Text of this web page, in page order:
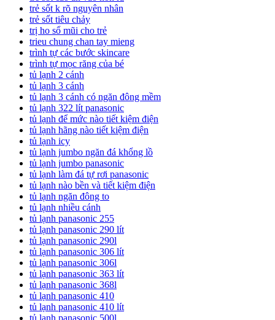
trẻ sốt k rõ nguyên nhân
trẻ sốt tiêu chảy
trị ho sổ mũi cho trẻ
trieu chung chan tay mieng
trình tự các bước skincare
trình tự mọc răng của bé
tủ lạnh 2 cánh
tủ lạnh 3 cánh
tủ lạnh 3 cánh có ngăn đông mềm
tủ lạnh 322 lít panasonic
tủ lạnh để mức nào tiết kiệm điện
tủ lạnh hãng nào tiết kiệm điện
tủ lạnh icy
tủ lạnh jumbo ngăn đá khổng lồ
tủ lạnh jumbo panasonic
tủ lạnh làm đá tự rơi panasonic
tủ lạnh nào bền và tiết kiệm điện
tủ lạnh ngăn đông to
tủ lạnh nhiều cánh
tủ lạnh panasonic 255
tủ lạnh panasonic 290 lít
tủ lạnh panasonic 290l
tủ lạnh panasonic 306 lít
tủ lạnh panasonic 306l
tủ lạnh panasonic 363 lít
tủ lạnh panasonic 368l
tủ lạnh panasonic 410
tủ lạnh panasonic 410 lít
tủ lạnh panasonic 500l